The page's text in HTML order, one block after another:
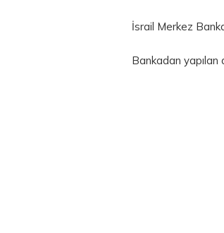
İsrail Merkez
Bankadan yapılan